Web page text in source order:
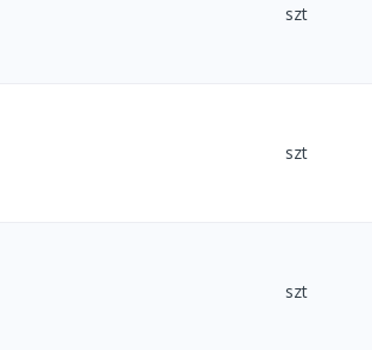
szt
szt
szt